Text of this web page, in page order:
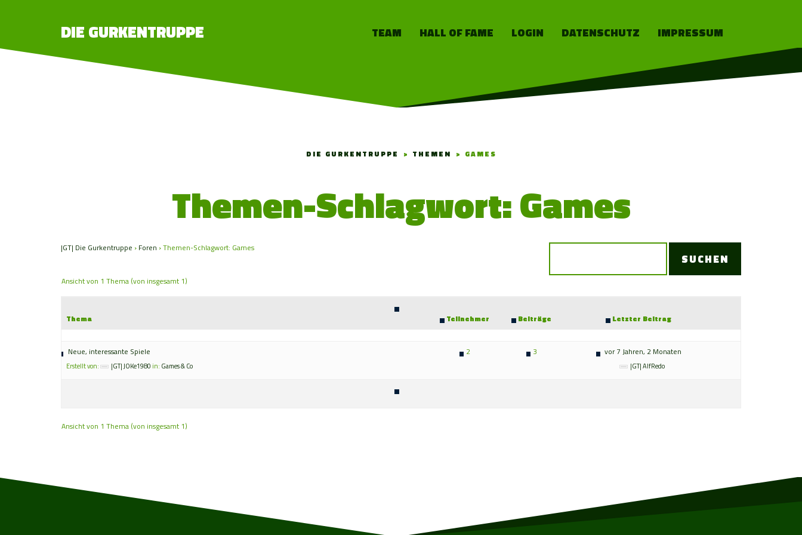
DIE GURKENTRUPPE TEAM HALL OF FAME LOGIN DATENSCHUTZ IMPRESSUM
DIE GURKENTRUPPE > THEMEN > GAMES
Themen-Schlagwort: Games
|GT| Die Gurkentruppe › Foren ›Themen-Schlagwort: Games
Ansicht von 1 Thema (von insgesamt 1)
Thema Teilnehmer Beiträge Letzter Beitrag
Neue, interessante Spiele
Erstellt von: |GT| JOKe1980 in: Games & Co
2 3 vor 7 Jahren, 2 Monaten
|GT| AlfRedo
Ansicht von 1 Thema (von insgesamt 1)